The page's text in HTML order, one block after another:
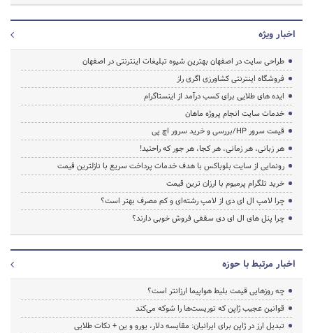
اخبار ویژه
طراحی سایت در اصفهان بهترین شیوه تبلیغات اینترنتی در اصفهان
فروشگاه اینترنتی کشاورزی اگری راز
ایده های طلایی برای کسب درآمد از اینستاگرام
خدمات سایت انجام پروژه ماهان
قیمت سرور HP/بررسی و خرید سرور اچ پی
هر زبانی، هر زمانی، هر کجا، هر جور که راحتید!
رونمایی از سایت بلوباکس با هدف خدمات پرداخت سریع با نازلترین قیمت
خرید تلگرام پرمیوم با ارزان ترین قیمت
چرا لامپ ال ای دی از لامپ رشته‌ای و کم مصرف بهتر است؟
چرا پنل های ال ای دی سقفی فروش خوبی دارند؟
اخبار مرتبط با حوزه
چه روزهایی قیمت بلیط هواپیما ارزانتر است؟
قوانین عجیب ژاپن که توریست‌ها را شوکه می‌کند
تبدیل ارز در ژاپن برای ایرانیان: مقایسه دلار، یورو و ین + نکات طلایی